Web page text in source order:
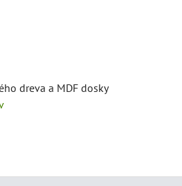
dreva a MDF dosky